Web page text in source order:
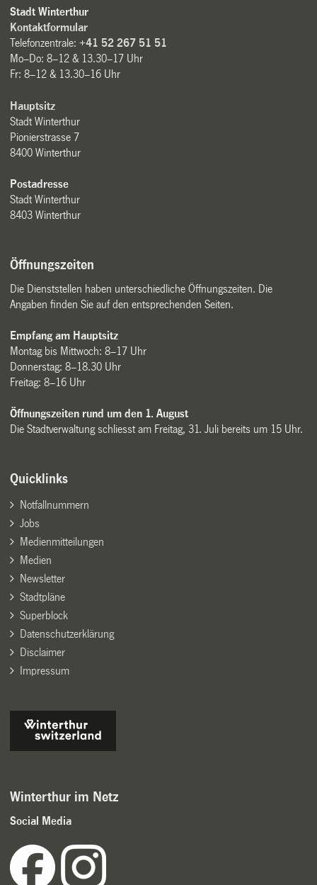
Stadt Winterthur
Kontaktformular
Telefonzentrale:+41 52 267 51 51
Mo–Do: 8–12 & 13.30–17 Uhr
Fr: 8–12 & 13.30–16 Uhr
Hauptsitz
Stadt Winterthur
Pionierstrasse 7
8400 Winterthur
Postadresse
Stadt Winterthur
8403 Winterthur
Öffnungszeiten
Die Dienststellen haben unterschiedliche Öffnungszeiten. Die
Angaben finden Sie auf den entsprechenden Seiten.
Empfang am Hauptsitz
Montag bis Mittwoch: 8–17 Uhr
Donnerstag: 8–18.30 Uhr
Freitag: 8–16 Uhr
Öffnungszeiten rund um den 1. August
Die Stadtverwaltung schliesst am Freitag, 31. Juli bereits um 15 Uhr.
Quicklinks
Notfallnummern
Jobs
Medienmitteilungen
Medien
Newsletter
Stadtpläne
Superblock
Datenschutzerklärung
Disclaimer
Impressum
Winterthur im Netz
Social Media